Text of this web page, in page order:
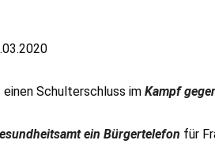
Schulterschluss im Kampf
ein Bürgertelefon für